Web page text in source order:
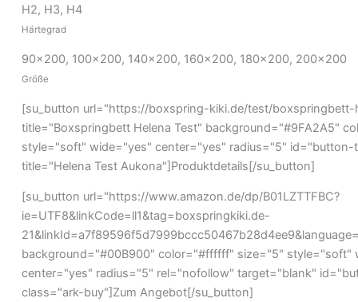
H2, H3, H4
Härtegrad
90x200, 100x200, 140x200, 160x200, 180x200, 200x200
Größe
[su_button url="https://boxspring-kiki.de/test/boxspringbett-
title="Boxspringbett Helena Test" background="#9FA2A5"
style="soft" wide="yes" center="yes" radius="5" id="button-
title="Helena Test Aukona"]Produktdetails[/su_button]
[su_button url="https://www.amazon.de/dp/B01LZTTFBC?
ie=UTF8&linkCode=ll1&tag=boxspringkiki.de-
background="#00B900" color="#ffffff" size="5" style="soft"
center="yes" radius="5" rel="nofollow" target="blank"
class="ark-buy"]Zum Angebot[/su_button]